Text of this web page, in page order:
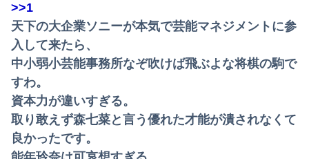
>>1
天下の大企業ソニーが本気で芸能マネジメントに参
入して来たら、
中小弱小芸能事務所なぞ吹けば飛ぶよな将棋の駒で
すわ。
資本力が違いすぎる。
取り敢えず森七菜と言う優れた才能が潰されなくて
良かったです。